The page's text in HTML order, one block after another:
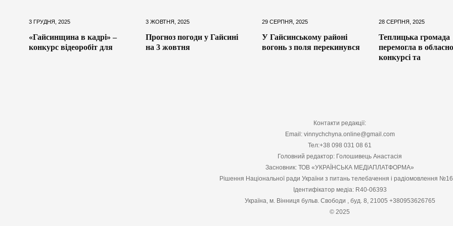
3 ГРУДНЯ, 2025
«Гайсинщина в кадрі» –
конкурс відеоробіт для
3 ЖОВТНЯ, 2025
Прогноз погоди у Гайсині
на 3 жовтня
29 СЕРПНЯ, 2025
У Гайсинському районі
вогонь з поля перекинувся
28 СЕРПНЯ, 2025
Теплицька громада
перемогла в
конкурсі та
Контакти редакції:
Email: vinnychchyna.online@gmail.com
Тел:+38 098 031 08 61
Головний редактор: Голошивець Анастасія
Засновник: ТОВ «УКРАЇНСЬКА МЕДІАПЛАТФОРМА»
Рішення Національної ради України з питань телебачення і радіомовлення
Ідентифікатор медіа: R40-06393
Україна, м. Вінниця бульв. Свободи , буд. 8, 21005 +380953626765
© 2025